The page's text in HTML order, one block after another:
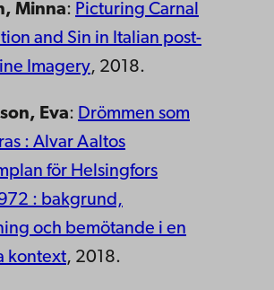
Minna: Picturing Carnal
and Sin in Italian post-
Imagery, 2018.
Eva: Drömmen som
: Alvar Aaltos
för Helsingfors
: bakgrund,
och bemötande i en
kontext, 2018.